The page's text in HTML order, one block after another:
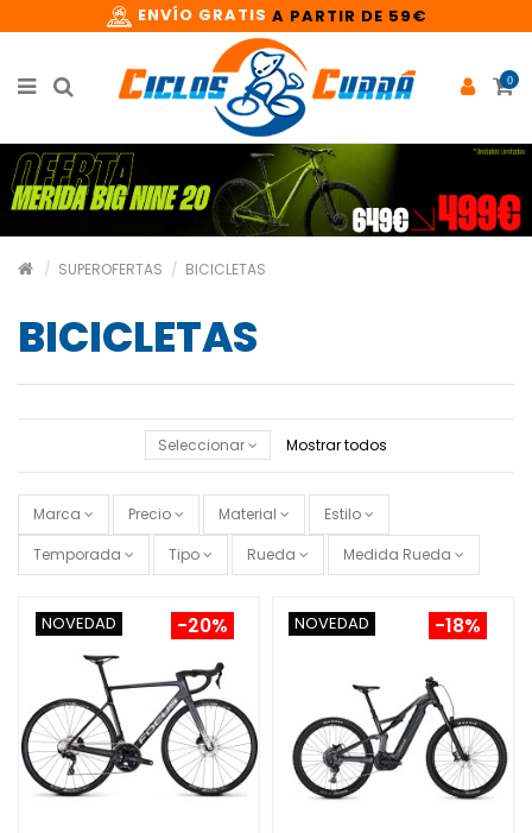
ENVÍO GRATIS A PARTIR DE 59€
0
SUPEROFERTAS BICICLETAS
BICICLETAS
Seleccionar Mostrar todos
Marca Precio Material Estilo
Temporada Tipo Rueda Medida Rueda
-20%
NOVEDAD -18%
NOVEDAD